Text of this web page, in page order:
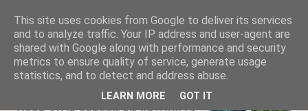
This site uses cookies from Google to deliver its services
and to analyze traffic. Your IP address and user-agent are
shared with Google along with performance and security
metrics to ensure quality of service, generate usage
statistics, and to detect and address abuse.
LEARN MORE GOT IT